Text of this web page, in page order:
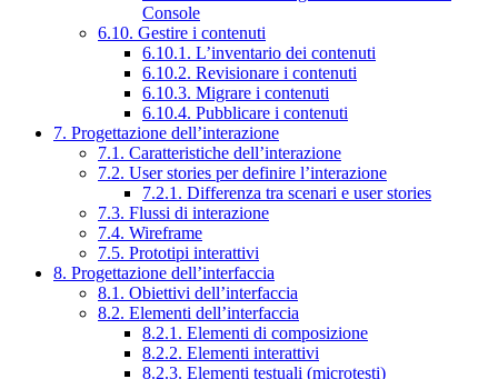
Console
6.10. Gestire i contenuti
6.10.1. L’inventario dei contenuti
6.10.2. Revisionare i contenuti
6.10.3. Migrare i contenuti
6.10.4. Pubblicare i contenuti
7. Progettazione dell’interazione
7.1. Caratteristiche dell’interazione
7.2. User stories per definire l’interazione
7.2.1. Differenza tra scenari e user stories
7.3. Flussi di interazione
7.4. Wireframe
7.5. Prototipi interattivi
8. Progettazione dell’interfaccia
8.1. Obiettivi dell’interfaccia
8.2. Elementi dell’interfaccia
8.2.1. Elementi di composizione
8.2.2. Elementi interattivi
8.2.3. Elementi testuali (microtesti)